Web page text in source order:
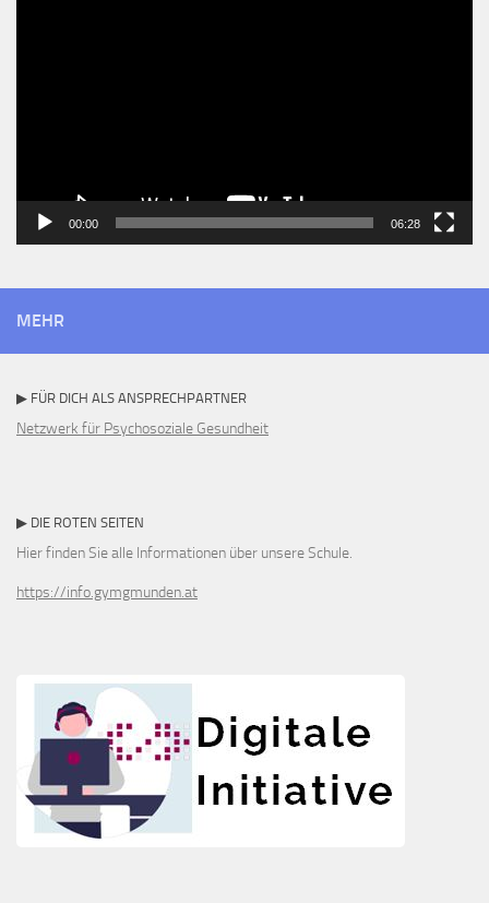
00:00 06:28
MEHR
▶ FÜR DICH ALS ANSPRECHPARTNER
Netzwerk für Psychosoziale Gesundheit
▶ DIE ROTEN SEITEN
Hier finden Sie alle Informationen über unsere Schule.
https://info.gymgmunden.at